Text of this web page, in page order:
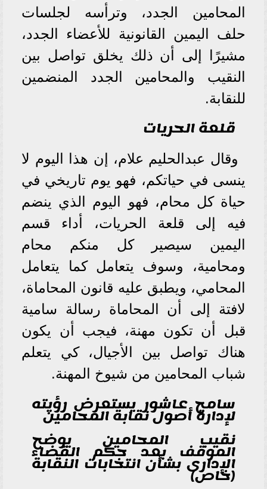
المحامين الجدد، وترأسه لجلسات
حلف اليمين القانونية للأعضاء الجدد،
مشيرًا إلى أن ذلك يخلق تواصل بين
النقيب والمحامين الجدد المنضمين
للنقابة.
قلعة الحريات
وقال عبدالحليم علام، إن هذا اليوم لا
ينسى في حياتكم، فهو يوم تاريخي في
حياة كل محام، فهو اليوم الذي ينضم
فيه إلى قلعة الحريات، أداء قسم
اليمين سيصير كل منكم محام
ومحامية، وسوف يتعامل كما يتعامل
المحامي، ويطبق عليه قانون المحاماة،
لافتة إلى أن المحاماة رسالة سامية
قبل أن تكون مهنة، فيجب أن يكون
هناك تواصل بين الأجيال، كي يتعلم
شباب المحامين من شيوخ المهنة.
سامح عاشور يستعرض رؤيته
لإدارة أصول نقابة المحامين
نقيب المحامين يوضح
الموقف بعد حكم القضاء
الإدارى بشأن انتخابات النقابة
(خاص)